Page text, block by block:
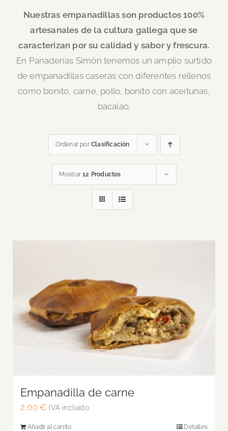
Nuestras empanadillas son productos 100%
artesanales de la cultura gallega que se
caracterizan por su calidad y sabor y frescura.
En Panaderías Simón tenemos un amplio surtido
de empanadillas caseras con diferentes rellenos
como bonito, carne, pollo, bonito con aceitunas,
bacalao.
Ordenar por Clasificación
Mostrar12 Productos
Empanadilla de carne
2,00 € IVA incluido
Añadir al carrito Detalles